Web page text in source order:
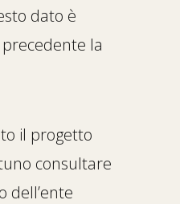
dato è
la
il progetto
consultare
dell’ente